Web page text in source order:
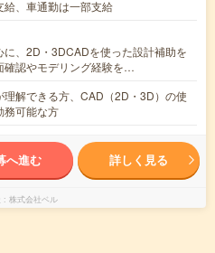
、車通勤は一部支給
に、2D・3DCADを使った設計補助を
確認やモデリング経験を…
解できる方、CAD（2D・3D）の使
務可能な方
へ進む 詳しく見る
株式会社ベル